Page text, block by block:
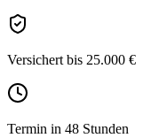
Versichert bis 25.000 €
Termin in 48 Stunden